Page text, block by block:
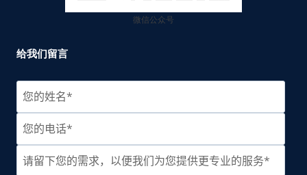
微信公众号
给我们留言